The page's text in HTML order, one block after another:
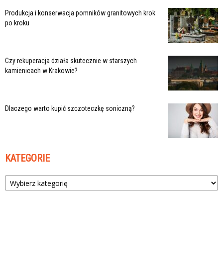
Produkcja i konserwacja pomników granitowych krok
po kroku
Czy rekuperacja działa skutecznie w starszych
kamienicach w Krakowie?
Dlaczego warto kupić szczoteczkę soniczną?
KATEGORIE
Kategorie